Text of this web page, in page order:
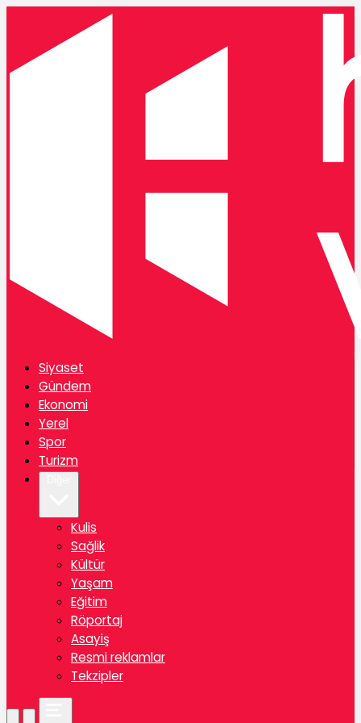
Siyaset
Gündem
Ekonomi
Yerel
Spor
Turizm
Kulis
Sağlik
Kültür
Yaşam
Eğitim
Röportaj
Asayiş
Resmi reklamlar
Tekzipler